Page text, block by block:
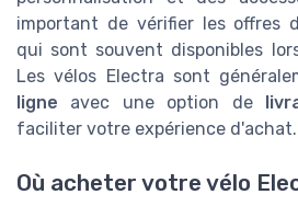
important de vérifier les offres
qui sont souvent disponibles
Les vélos Electra sont
ligne avec une option de
faciliter votre expérience d'achat.
Où acheter votre vélo